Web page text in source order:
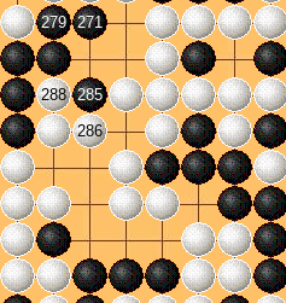
271
279
285
286
288